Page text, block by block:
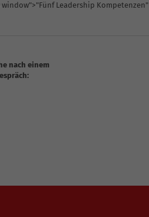
Leadership Kompetenzen"
nach einem